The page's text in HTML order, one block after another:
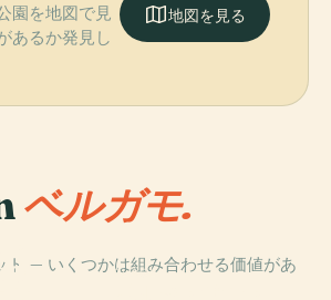
園を地図で見
あるか発見し
地図を見る
ベルガモ.
ト — いくつかは組み合わせる価値があ
ヴ
PLACE